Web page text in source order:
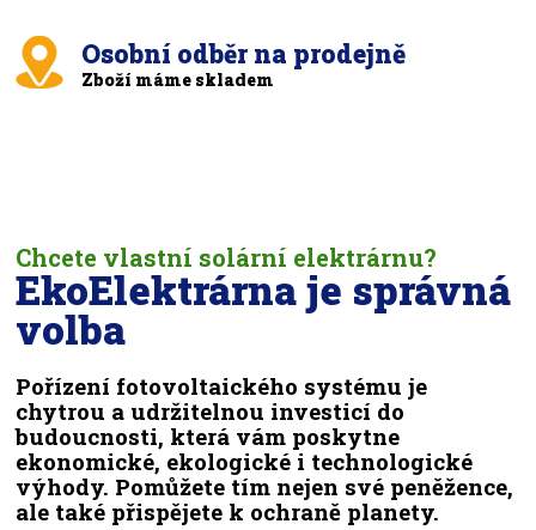
Osobní odběr na prodejně
Zboží máme skladem
Chcete vlastní solární elektrárnu?
EkoElektrárna je správná
volba
Pořízení fotovoltaického systému je
chytrou a udržitelnou investicí do
budoucnosti, která vám poskytne
ekonomické, ekologické i technologické
výhody. Pomůžete tím nejen své peněžence,
ale také přispějete k ochraně planety.